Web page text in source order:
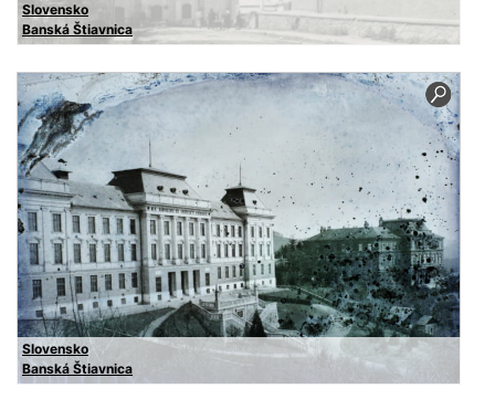
Slovensko
Banská Štiavnica
Slovensko
Banská Štiavnica